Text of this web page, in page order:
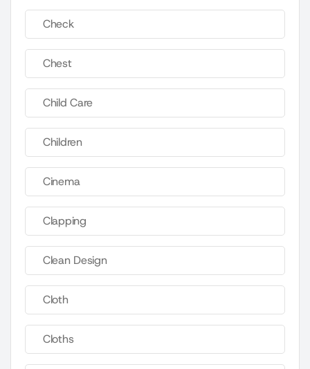
Check
Chest
Child Care
Children
Cinema
Clapping
Clean Design
Cloth
Cloths